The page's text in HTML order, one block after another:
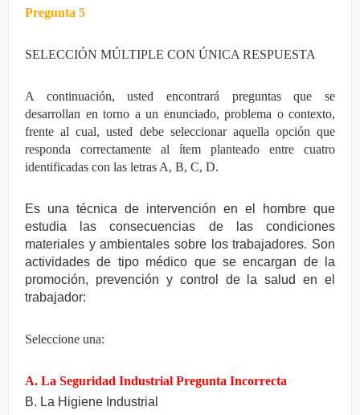
Pregunta 5
SELECCIÓN MÚLTIPLE CON ÚNICA RESPUESTA
A continuación, usted encontrará preguntas que se
desarrollan en torno a un enunciado, problema o contexto,
frente al cual, usted debe seleccionar aquella opción que
responda correctamente al ítem planteado entre cuatro
identificadas con las letras A, B, C, D.
Es una técnica de intervención en el hombre que
estudia las consecuencias de las condiciones
materiales y ambientales sobre los trabajadores. Son
actividades de tipo médico que se encargan de la
promoción, prevención y control de la salud en el
trabajador:
Seleccione una:
A. La Seguridad Industrial Pregunta Incorrecta
B. La Higiene Industrial